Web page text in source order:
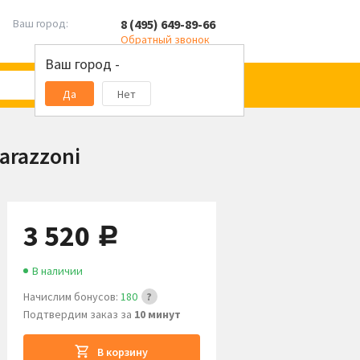
Ваш город:
Ваш город -
Да Нет
8 (495) 649-89-66
Обратный звонок
3 520 руб.
Начислим бонусов: 180
Подтвердим заказ за 10 минут
В наличии
В корзину